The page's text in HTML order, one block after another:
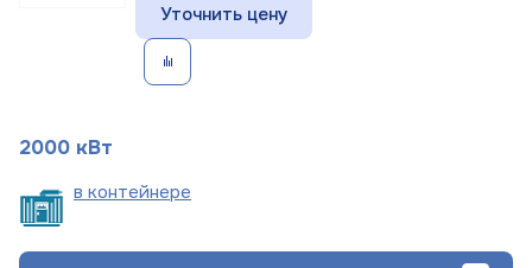
Уточнить цену
2000 кВт
в контейнере